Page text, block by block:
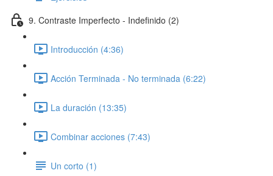
9. Contraste Imperfecto - Indefinido (2)
Introducción (4:36)
Acción Terminada - No terminada (6:22)
La duración (13:35)
Combinar acciones (7:43)
Un corto (1)